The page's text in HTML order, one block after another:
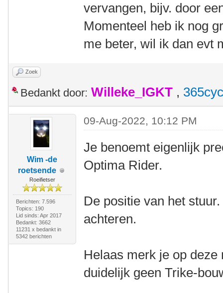
vervangen, bijv. door
Momenteel heb ik nog
me beter, wil ik dan evt
Zoek
Bedankt door: Willeke_IGKT ,
Wim -de
roetsende
Roeifietser
Berichten: 7.596
Topics: 190
Lid sinds: Apr 2017
Bedankt: 3662
11231 x bedankt in
5342 berichten
09-Aug-2022, 10:12 PM
Je benoemt eigenlijk
Optima Rider.
De positie van het
achteren.
Helaas merk je op
duidelijk geen Trike-